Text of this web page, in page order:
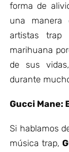
forma de
una manera
artistas
marihuana
de sus
durante
Gucci Mane:
Si hablamos
música trap,